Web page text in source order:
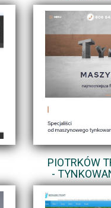
PIOTRKÓW
-